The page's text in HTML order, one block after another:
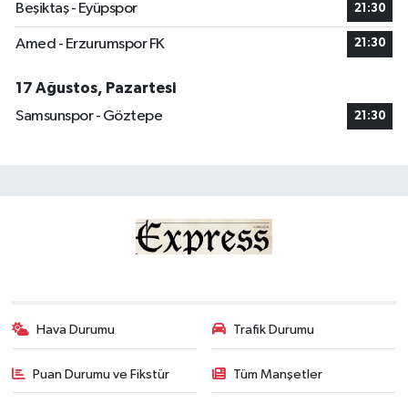
Beşiktaş - Eyüpspor 21:30
Amed - Erzurumspor FK 21:30
17 Ağustos, Pazartesi
Samsunspor - Göztepe
21:30
Hava Durumu Trafik Durumu
Puan Durumu ve Fikstür Tüm Manşetler